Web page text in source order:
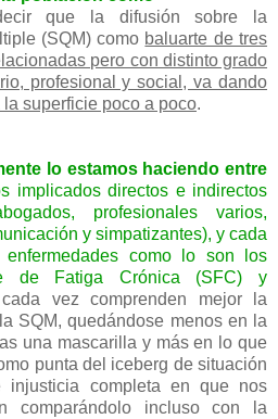
que la difusión sobre la
(SQM) como baluarte de tres
pero con distinto grado
profesional y social, va dando
superficie poco a poco.
lo estamos haciendo entre
implicados directos e indirectos
profesionales varios,
y simpatizantes), y cada
como lo son los
de Fatiga Crónica (SFC) y
vez comprenden mejor la
SQM, quedándose menos en la
una mascarilla y más en lo que
punta del iceberg de situación
injusticia completa en que nos
comparándolo incluso con la